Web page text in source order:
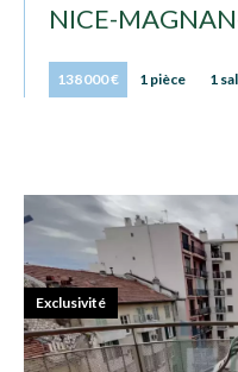
NICE-
138 000 € 1 pièce 1
Exclusivité